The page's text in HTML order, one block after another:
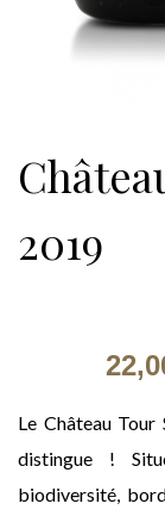
2019
Le Château
distingue !
biodiversité,